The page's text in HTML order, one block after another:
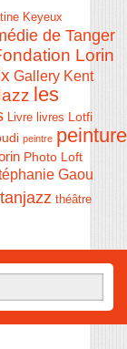
Keyeux
de Tanger
Lorin
Gallery Kent
les
Livre livres Lotfi
peintre peinture
Photo Loft
Gaou
tanjazz théâtre